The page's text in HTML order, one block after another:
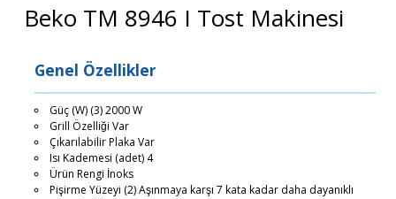
Beko TM 8946 I Tost Makinesi
Genel Özellikler
Güç (W) (3) 2000 W
Grill Özelliği Var
Çıkarılabilir Plaka Var
Isı Kademesi (adet) 4
Ürün Rengi İnoks
Pişirme Yüzeyi (2) Aşınmaya karşı 7 kata kadar daha dayanıklı